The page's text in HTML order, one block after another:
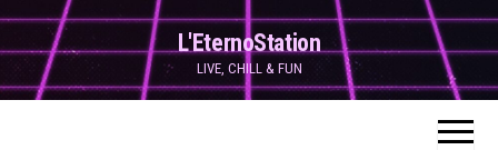
Skip
to
content
L'EternoStation
LIVE, CHILL & FUN